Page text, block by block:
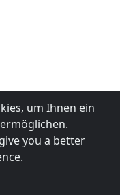
um Ihnen ein
you a better